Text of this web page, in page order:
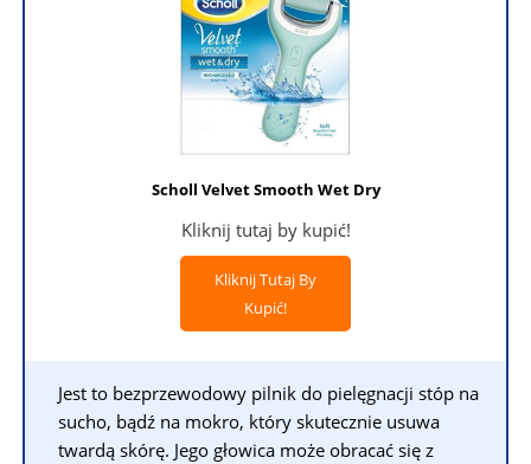
Scholl Velvet Smooth Wet Dry
Kliknij tutaj by kupić!
Kliknij Tutaj By
Kupić!
Jest to bezprzewodowy pilnik do pielęgnacji stóp na
sucho, bądź na mokro, który skutecznie usuwa
twardą skórę. Jego głowica może obracać się z